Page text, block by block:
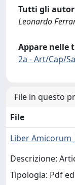
Tutti gli
Leonardo
Appare nelle
2a - Art/Cap/
File in questo
File
Liber
Descrizione:
Tipologia: Pdf